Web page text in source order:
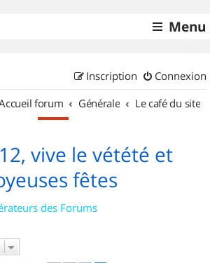
Menu
Connexion
Inscription
forum Générale Le café du site
vive le vétété et
fêtes
des Forums